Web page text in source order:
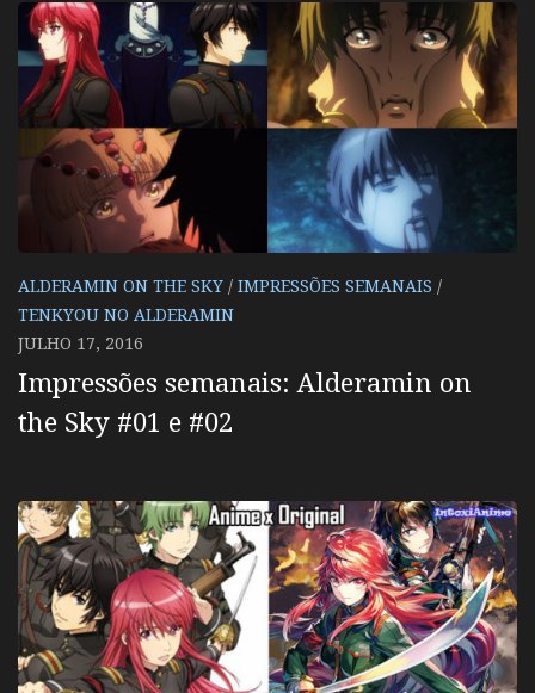
ALDERAMIN ON THE SKY / IMPRESSÕES SEMANAIS /
TENKYOU NO ALDERAMIN
JULHO 17, 2016
Impressões semanais: Alderamin on
the Sky #01 e #02